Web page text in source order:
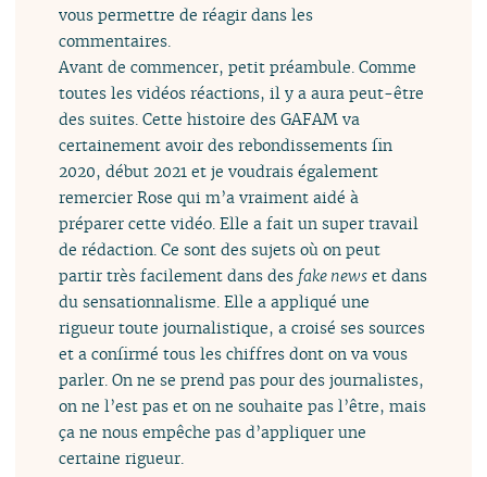
vous permettre de réagir dans les
commentaires.
Avant de commencer, petit préambule. Comme
toutes les vidéos réactions, il y a aura peut-être
des suites. Cette histoire des GAFAM va
certainement avoir des rebondissements fin
2020, début 2021 et je voudrais également
remercier Rose qui m’a vraiment aidé à
préparer cette vidéo. Elle a fait un super travail
de rédaction. Ce sont des sujets où on peut
partir très facilement dans des fake news et dans
du sensationnalisme. Elle a appliqué une
rigueur toute journalistique, a croisé ses sources
et a confirmé tous les chiffres dont on va vous
parler. On ne se prend pas pour des journalistes,
on ne l’est pas et on ne souhaite pas l’être, mais
ça ne nous empêche pas d’appliquer une
certaine rigueur.